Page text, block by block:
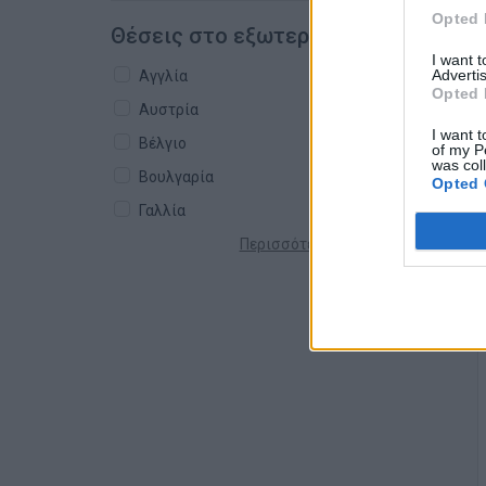
Opted
I want
Opted
I want
of my
was
Opted
Θέσεις στο εξωτερικό
Αγγλία
Αυστρία
Βέλγιο
Βουλγαρία
Γαλλία
Περισσότερες χώρες +